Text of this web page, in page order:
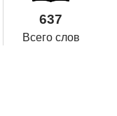
637
Всего слов